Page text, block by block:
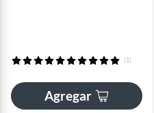
(1)
Agregar